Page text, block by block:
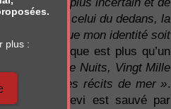
qu’il y a de plus incertain et de
vraiment, celui du dedans, la
cellule, que mon identité soit
bibliothèque est plus qu’un
Mille et Une Nuits, Vingt Mille
par ces récits de mer ».
: Primo Levi est sauvé par
plus :